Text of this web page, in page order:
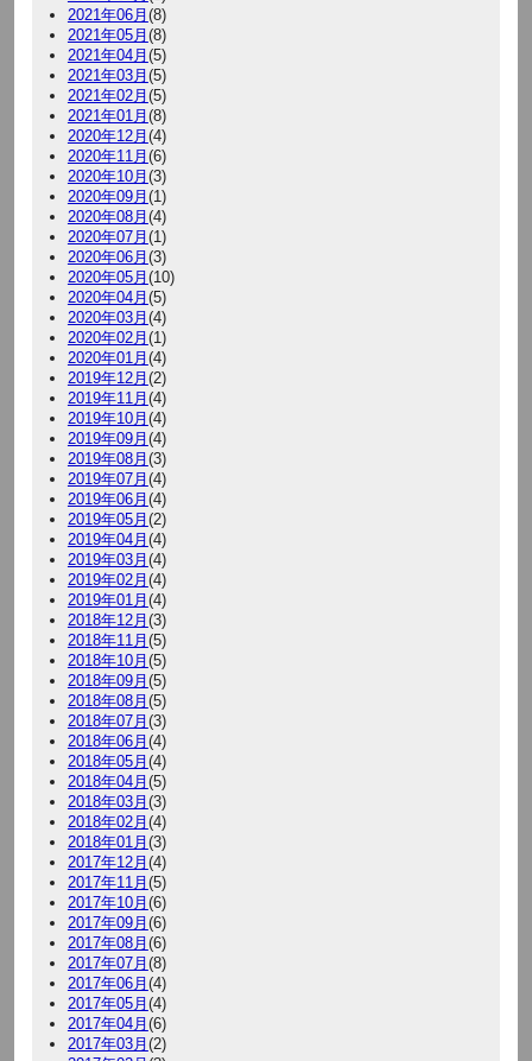
2021年06月 (8)
2021年05月 (8)
2021年04月 (5)
2021年03月 (5)
2021年02月 (5)
2021年01月 (8)
2020年12月 (4)
2020年11月 (6)
2020年10月 (3)
2020年09月 (1)
2020年08月 (4)
2020年07月 (1)
2020年06月 (3)
2020年05月 (10)
2020年04月 (5)
2020年03月 (4)
2020年02月 (1)
2020年01月 (4)
2019年12月 (2)
2019年11月 (4)
2019年10月 (4)
2019年09月 (4)
2019年08月 (3)
2019年07月 (4)
2019年06月 (4)
2019年05月 (2)
2019年04月 (4)
2019年03月 (4)
2019年02月 (4)
2019年01月 (4)
2018年12月 (3)
2018年11月 (5)
2018年10月 (5)
2018年09月 (5)
2018年08月 (5)
2018年07月 (3)
2018年06月 (4)
2018年05月 (4)
2018年04月 (5)
2018年03月 (3)
2018年02月 (4)
2018年01月 (3)
2017年12月 (4)
2017年11月 (5)
2017年10月 (6)
2017年09月 (6)
2017年08月 (6)
2017年07月 (8)
2017年06月 (4)
2017年05月 (4)
2017年04月 (6)
2017年03月 (2)